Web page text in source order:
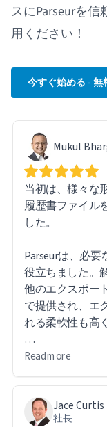
スにParseurを
用ください！
今すぐ始める - 無
Mukul
当初は、様々な
履歴書ファイル
した。
Parseurは、必
役立ちました。
他のエクスポー
で提供され、エ
れる柔軟性も高
このソフトウェ
利なのは、エク
リンクから元の
に応じて元の文
Read more
Jace Curtis
社長